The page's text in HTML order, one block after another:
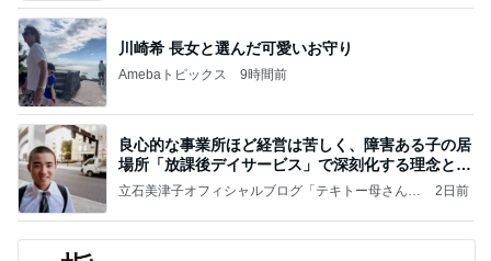
川崎希 長女と選んだ可愛いお守り
Amebaトピックス 9時間前
良心的な事業所ほど経営は苦しく、障害ある子の居
場所「放課後デイサービス」で深刻化する理念と現
実の
立石美津子オフィシャルブログ「テキトー母さんの
2日前